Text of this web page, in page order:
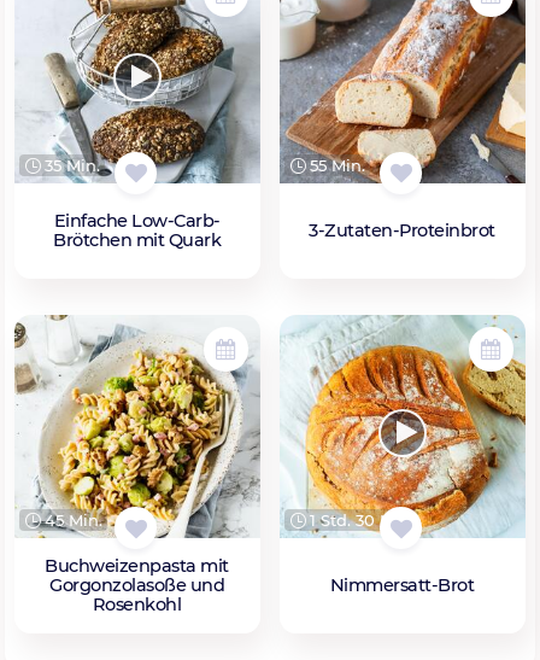
35 Min.
Einfache Low-Carb-
Brötchen mit Quark
55 Min.
3-Zutaten-Proteinbrot
45 Min.
Buchweizenpasta mit
Gorgonzolasoße und
Rosenkohl
1 Std. 30 Min.
Nimmersatt-Brot